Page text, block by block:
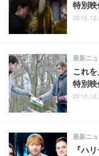
特別映
これ
特別映
最新ニュ
『ハ
最新ニュ